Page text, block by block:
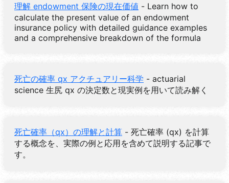
理解 endowment 保険の現在価値 - Learn how to
calculate the present value of an endowment
insurance policy with detailed guidance examples
and a comprehensive breakdown of the formula
死亡の確率 qx アクチュアリー科学 - actuarial
science 生尻 qx の決定数と現実例を用いて読み解く
死亡確率（qx）の理解と計算 - 死亡確率 (qx) を計算
する概念を、実際の例と応用を含めて説明する記事で
す。